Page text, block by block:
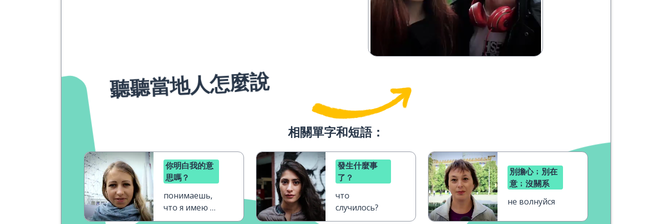
聽聽當地人怎麼說
相關單字和短語：
你明白我的意
思嗎？
понимаешь,
что я имею в
виду?
發生什麼事
了？
что
случилось?
別擔心﹔別在
意﹔沒關系
не волнуйся